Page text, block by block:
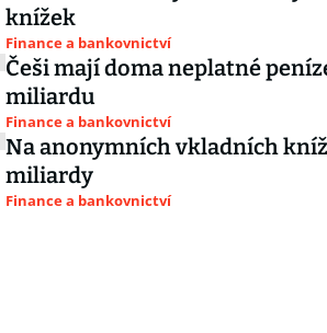
knížek
Finance a bankovnictví
Češi mají doma neplatné
miliardu
Finance a bankovnictví
Na anonymních vkladních
miliardy
Finance a bankovnictví